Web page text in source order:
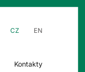
CZ EN
Kontakty